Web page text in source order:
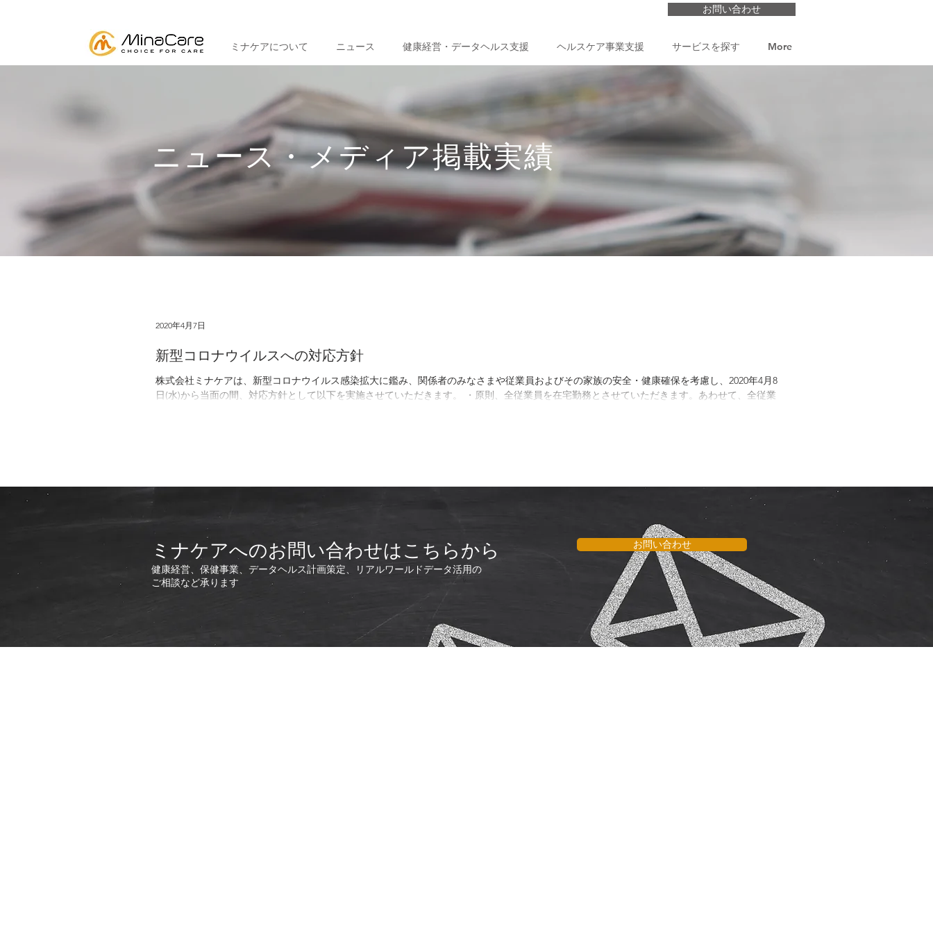
お問い合わせ
ミナケアについて ニュース 健康経営・データヘルス支援 ヘルスケア事業支援 サービスを探す More
ニュース・メディア掲載実績
新型コロナウイルスへの対応方針
株式会社ミナケアは、新型コロナウイルス感染拡大に鑑み、関係者のみなさまや従業員およびその家族の安全・健康確保を考慮し、2020年4月8
日(水)から当面の間、対応方針として以下を実施させていただきます。 ・原則、全従業員を在宅勤務とさせていただきます。あわせて、全従業
2020年4月7日
ミナケアへのお問い合わせはこちらから
健康経営、保健事業、データヘルス計画策定、リアルワールドデータ活用の
ご相談など承ります
お問い合わせ